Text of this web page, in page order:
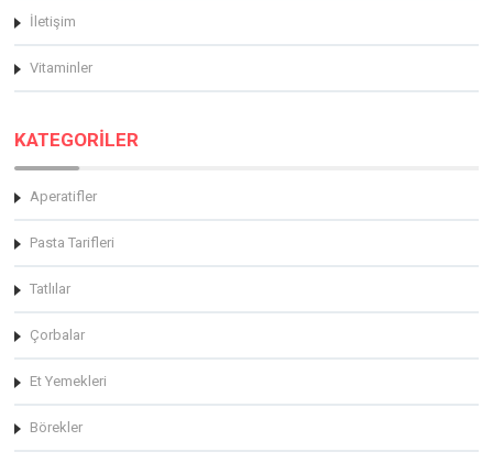
İletişim
Vitaminler
KATEGORİLER
Aperatifler
Pasta Tarifleri
Tatlılar
Çorbalar
Et Yemekleri
Börekler